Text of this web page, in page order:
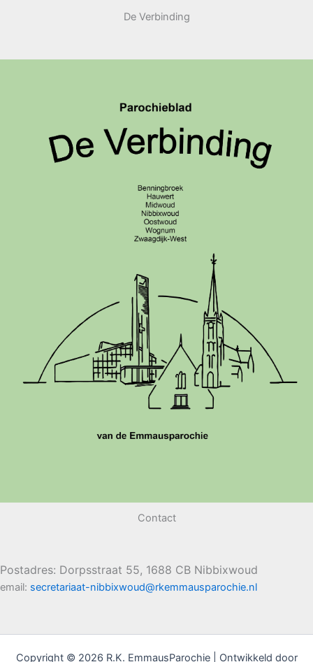
De Verbinding
Contact
Postadres: Dorpsstraat 55, 1688 CB Nibbixwoud
email: secretariaat-nibbixwoud@rkemmausparochie.nl
Copyright © 2026 R.K. EmmausParochie | Ontwikkeld door